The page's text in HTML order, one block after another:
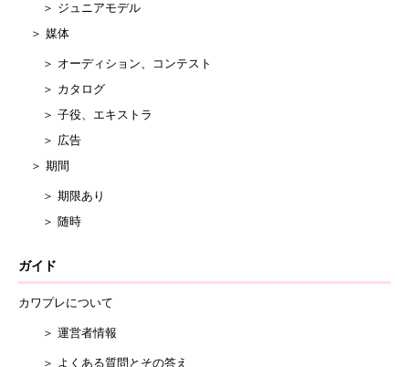
＞ ジュニアモデル
＞ 媒体
＞ オーディション、コンテスト
＞ カタログ
＞ 子役、エキストラ
＞ 広告
＞ 期間
＞ 期限あり
＞ 随時
ガイド
カワプレについて
＞ 運営者情報
＞ よくある質問とその答え